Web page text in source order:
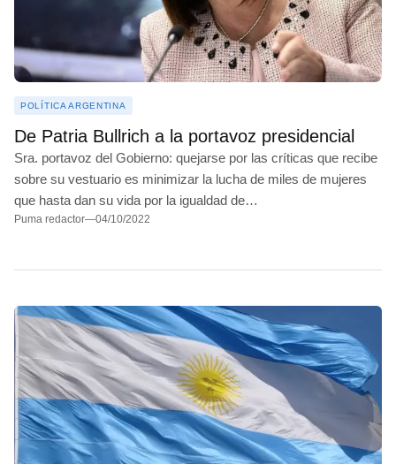
JUNÍN
BALCARCE
MARCOS PAZ
MAR DEL PLATA
POLÍTICA ARGENTINA
De Patria Bullrich a la portavoz presidencial
Sra. portavoz del Gobierno: quejarse por las críticas que recibe
sobre su vestuario es minimizar la lucha de miles de mujeres
que hasta dan su vida por la igualdad de…
Puma redactor—04/10/2022